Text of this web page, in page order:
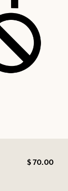
$ 70.00